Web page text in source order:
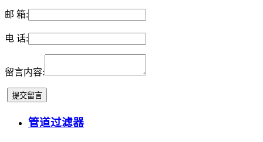
邮 箱:
电 话:
留言内容:
管道过滤器